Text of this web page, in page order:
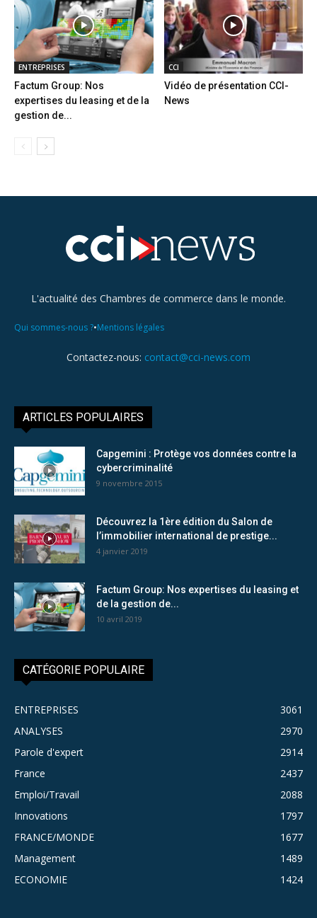
ENTREPRISES
Factum Group: Nos
expertises du leasing et de la
gestion de...
CCI
Vidéo de présentation CCI-
News
L'actualité des Chambres de commerce dans le monde.
Qui sommes-nous ?•Mentions légales
Contactez-nous: contact@cci-news.com
ARTICLES POPULAIRES
Capgemini : Protège vos données contre la
cybercriminalité
9 novembre 2015
Découvrez la 1ère édition du Salon de
l’immobilier international de prestige...
4 janvier 2019
Factum Group: Nos expertises du leasing et
de la gestion de...
10 avril 2019
CATÉGORIE POPULAIRE
ENTREPRISES
3061
ANALYSES
2970
Parole d'expert
2914
France
2437
Emploi/Travail
2088
Innovations
1797
FRANCE/MONDE
1677
Management
1489
ECONOMIE
1424